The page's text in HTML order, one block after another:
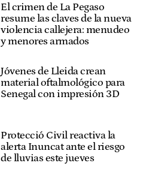
El crimen de La Pegaso
resume las claves de la nueva
violencia callejera: menudeo
y menores armados
Jóvenes de Lleida crean
material oftalmológico para
Senegal con impresión 3D
Protecció Civil reactiva la
alerta Inuncat ante el riesgo
de lluvias este jueves